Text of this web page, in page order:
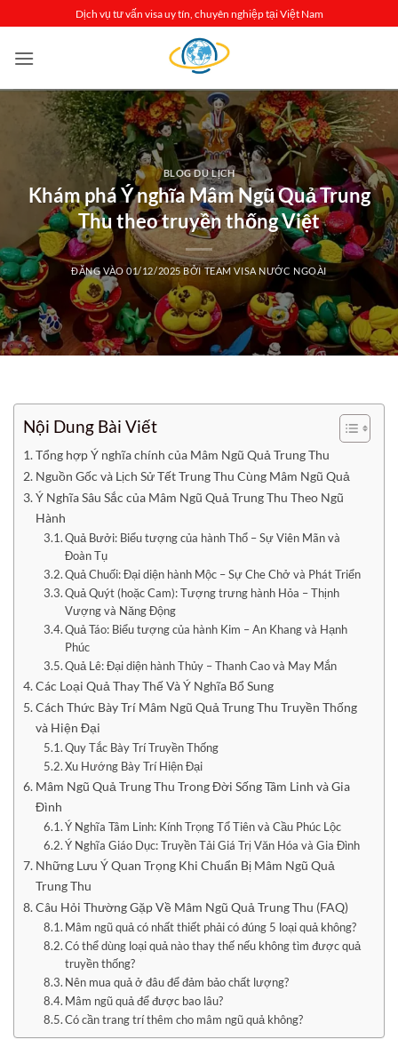
qua
nội
Dịch vụ tư vấn visa uy tín, chuyên nghiệp tại Việt Nam
BLOG DU LỊCH
Khám phá Ý nghĩa Mâm Ngũ Quả Trung
Thu theo truyền thống Việt
ĐĂNG VÀO01/12/2025 BỞITEAM VISA NƯỚC NGOÀI
Nội Dung Bài Viết
Tổng hợp Ý nghĩa chính của Mâm Ngũ Quả Trung Thu
Nguồn Gốc và Lịch Sử Tết Trung Thu Cùng Mâm Ngũ Quả
Ý Nghĩa Sâu Sắc của Mâm Ngũ Quả Trung Thu Theo Ngũ
Hành
Quả Bưởi: Biểu tượng của hành Thổ – Sự Viên Mãn và
Đoàn Tụ
Quả Chuối: Đại diện hành Mộc – Sự Che Chở và Phát Triển
Quả Quýt (hoặc Cam): Tượng trưng hành Hỏa – Thịnh
Vượng và Năng Động
Quả Táo: Biểu tượng của hành Kim – An Khang và Hạnh
Phúc
Quả Lê: Đại diện hành Thủy – Thanh Cao và May Mắn
Các Loại Quả Thay Thế Và Ý Nghĩa Bổ Sung
Cách Thức Bày Trí Mâm Ngũ Quả Trung Thu Truyền Thống
và Hiện Đại
Quy Tắc Bày Trí Truyền Thống
Xu Hướng Bày Trí Hiện Đại
Mâm Ngũ Quả Trung Thu Trong Đời Sống Tâm Linh và Gia
Đình
Ý Nghĩa Tâm Linh: Kính Trọng Tổ Tiên và Cầu Phúc Lộc
Ý Nghĩa Giáo Dục: Truyền Tải Giá Trị Văn Hóa và Gia Đình
Những Lưu Ý Quan Trọng Khi Chuẩn Bị Mâm Ngũ Quả
Trung Thu
Câu Hỏi Thường Gặp Về Mâm Ngũ Quả Trung Thu (FAQ)
Mâm ngũ quả có nhất thiết phải có đúng 5 loại quả không?
Có thể dùng loại quả nào thay thế nếu không tìm được quả
truyền thống?
Nên mua quả ở đâu để đảm bảo chất lượng?
Mâm ngũ quả để được bao lâu?
Có cần trang trí thêm cho mâm ngũ quả không?